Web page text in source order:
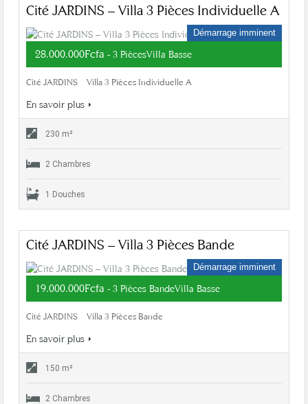
Cité JARDINS – Villa 3 Pièces Individuelle A
Démarrage imminent
28.000.000Fcfa - 3 PiècesVilla Basse
Cité JARDINS – Villa 3 Pièces Individuelle A
En savoir plus
230 m²
2 Chambres
1 Douches
Cité JARDINS – Villa 3 Pièces Bande
Démarrage imminent
19.000.000Fcfa - 3 Pièces BandeVilla Basse
Cité JARDINS – Villa 3 Pièces Bande
En savoir plus
150 m²
2 Chambres